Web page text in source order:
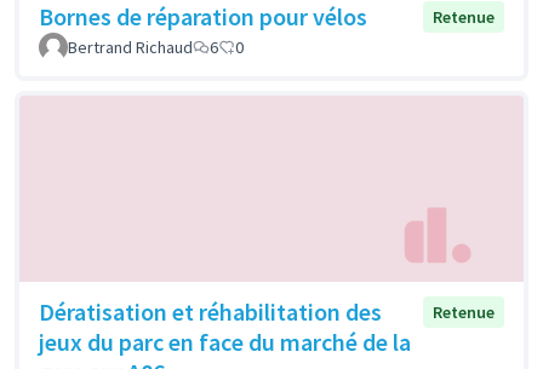
Bornes de réparation pour vélos
Retenue
Bertrand Richaud
6 0
Dératisation et réhabilitation des
jeux du parc en face du marché de la
Retenue